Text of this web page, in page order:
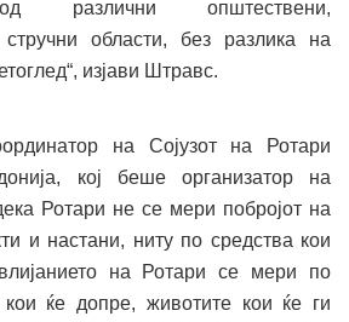
различни општествени,
области, без разлика на
изјави Штравс.
на Сојузот на Ротари
кој беше организатор на
Ротари не се мери побројот на
и настани, ниту по средства кои
на Ротари се мери по
ќе допре, животите кои ќе ги